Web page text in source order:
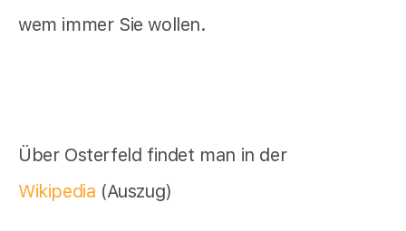
wem immer Sie wollen.
Über Osterfeld findet man in der
Wikipedia (Auszug)